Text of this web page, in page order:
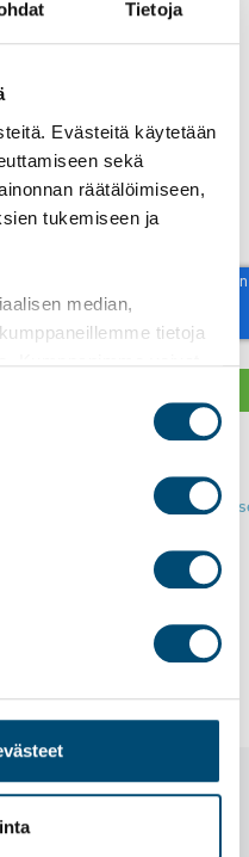
Tietoja
Evästeitä käytetään
sekä
räätälöimiseen,
tukemiseen ja
median,
tietoja
käyttänyt heidän
Näin käsittelemme
Seuraava artikkeli